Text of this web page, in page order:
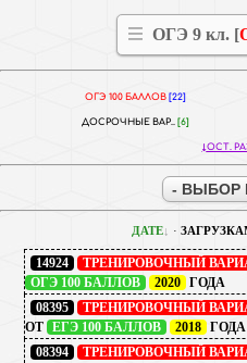
ОГЭ 9 кл. [
ОГЭ 100 БАЛЛОВ [22]
ДОСРОЧНЫЕ ВАР.. [6]
ОСТ.
ДАТЕ ·
14924 ТРЕНИРОВОЧНЫЙ
ОГЭ 100 БАЛЛОВ
2020 ГОДА
08395
ТРЕНИРОВОЧНЫЙ
ОТ ЕГЭ 100 БАЛЛОВ 2018 ГОДА
08394
ТРЕНИРОВОЧНЫЙ